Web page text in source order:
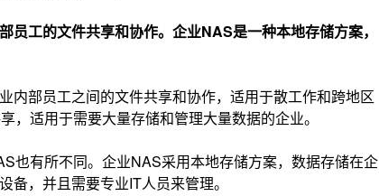
员工的文件共享和协作。 企业NAS是一种本地存储方案，
内部员工之间的文件共享和协作，适用于散工作和跨地区
适用于需要大量存储和管理大量数据的企业。
也有所不同。企业NAS采用本地存储方案，数据存储在企
，并且需要专业IT人员来管理。